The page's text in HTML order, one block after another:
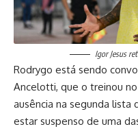
Igor Jesus
Rodrygo está sendo
Ancelotti, que o treinou
ausência na segunda
estar suspenso de uma